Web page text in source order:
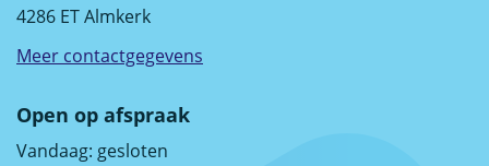
4286 ET Almkerk
Meer contactgegevens
Open op afspraak
Vandaag: gesloten